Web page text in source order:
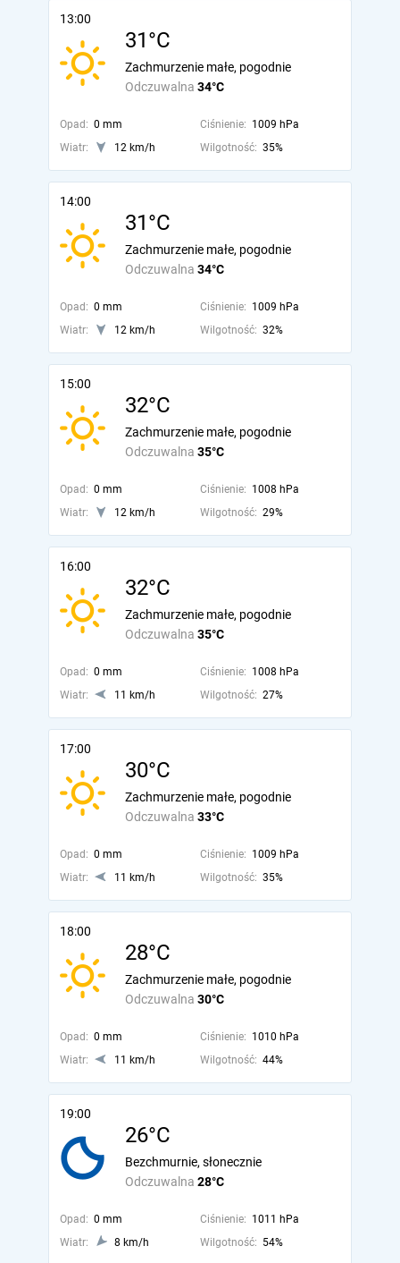
13:00
31°C
Odczuwalna 34°C
Zachmurzenie małe, pogodnie
Opad: 0 mm Ciśnienie: 1009 hPa
Wiatr:
12 km/h Wilgotność: 35%
14:00
31°C
Odczuwalna 34°C
Zachmurzenie małe, pogodnie
Opad: 0 mm Ciśnienie: 1009 hPa
Wiatr:
12 km/h Wilgotność: 32%
15:00
32°C
Odczuwalna 35°C
Zachmurzenie małe, pogodnie
Opad: 0 mm Ciśnienie: 1008 hPa
Wiatr:
12 km/h Wilgotność: 29%
16:00
32°C
Odczuwalna 35°C
Zachmurzenie małe, pogodnie
Opad: 0 mm Ciśnienie: 1008 hPa
Wiatr:
11 km/h Wilgotność: 27%
17:00
30°C
Odczuwalna 33°C
Zachmurzenie małe, pogodnie
Opad: 0 mm Ciśnienie: 1009 hPa
Wiatr:
11 km/h Wilgotność: 35%
18:00
28°C
Odczuwalna 30°C
Zachmurzenie małe, pogodnie
Opad: 0 mm Ciśnienie: 1010 hPa
Wiatr:
11 km/h Wilgotność: 44%
19:00
26°C
Odczuwalna 28°C
Bezchmurnie, słonecznie
Opad: 0 mm Ciśnienie: 1011 hPa
Wiatr:
8 km/h Wilgotność: 54%